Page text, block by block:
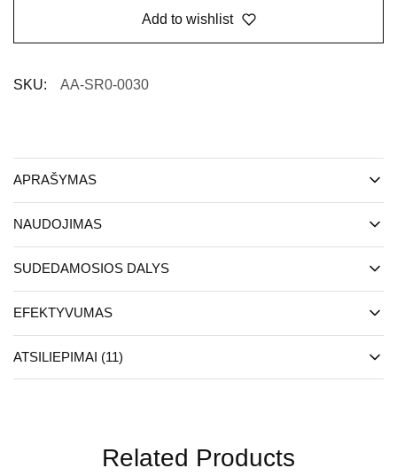
Add to wishlist
SKU: AA-SR0-0030
APRAŠYMAS
NAUDOJIMAS
SUDEDAMOSIOS DALYS
EFEKTYVUMAS
ATSILIEPIMAI (11)
Related Products